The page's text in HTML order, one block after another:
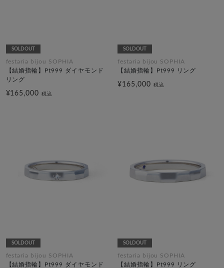
SOLDOUT
festaria bijou SOPHIA
【結婚指輪】Pt999 ダイヤモンド
リング
¥165,000税込
SOLDOUT
festaria bijou SOPHIA
【結婚指輪】Pt999 リング
¥165,000 税込
SOLDOUT
festaria bijou SOPHIA
【結婚指輪】Pt999 ダイヤモンド
SOLDOUT
festaria bijou SOPHIA
【結婚指輪】Pt999 リング